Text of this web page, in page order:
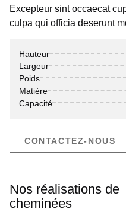
Excepteur sint occaecat
culpa qui officia deserunt
Hauteur
Largeur
Poids
Matière
Capacité
CONTACTEZ-NOUS
Nos réalisations de
cheminées